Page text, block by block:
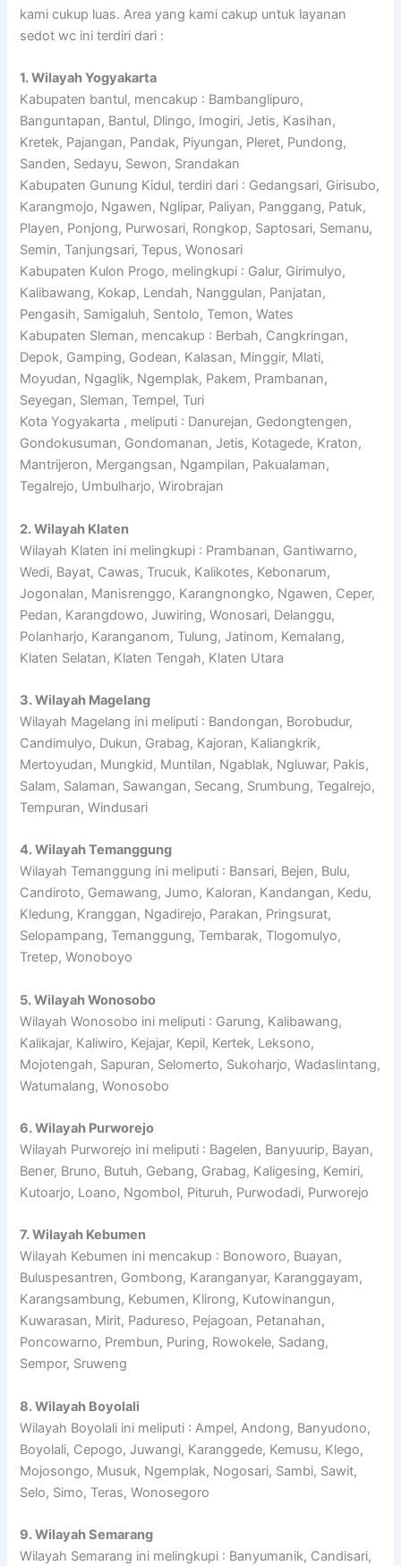
kami cukup luas. Area yang kami cakup untuk layanan
sedot wc ini terdiri dari :
1. Wilayah Yogyakarta
Kabupaten bantul, mencakup : Bambanglipuro,
Banguntapan, Bantul, Dlingo, Imogiri, Jetis, Kasihan,
Kretek, Pajangan, Pandak, Piyungan, Pleret, Pundong,
Sanden, Sedayu, Sewon, Srandakan
Kabupaten Gunung Kidul, terdiri dari : Gedangsari, Girisubo,
Karangmojo, Ngawen, Nglipar, Paliyan, Panggang, Patuk,
Playen, Ponjong, Purwosari, Rongkop, Saptosari, Semanu,
Semin, Tanjungsari, Tepus, Wonosari
Kabupaten Kulon Progo, melingkupi : Galur, Girimulyo,
Kalibawang, Kokap, Lendah, Nanggulan, Panjatan,
Pengasih, Samigaluh, Sentolo, Temon, Wates
Kabupaten Sleman, mencakup : Berbah, Cangkringan,
Depok, Gamping, Godean, Kalasan, Minggir, Mlati,
Moyudan, Ngaglik, Ngemplak, Pakem, Prambanan,
Seyegan, Sleman, Tempel, Turi
Kota Yogyakarta , meliputi : Danurejan, Gedongtengen,
Gondokusuman, Gondomanan, Jetis, Kotagede, Kraton,
Mantrijeron, Mergangsan, Ngampilan, Pakualaman,
Tegalrejo, Umbulharjo, Wirobrajan
2. Wilayah Klaten
Wilayah Klaten ini melingkupi : Prambanan, Gantiwarno,
Wedi, Bayat, Cawas, Trucuk, Kalikotes, Kebonarum,
Jogonalan, Manisrenggo, Karangnongko, Ngawen, Ceper,
Pedan, Karangdowo, Juwiring, Wonosari, Delanggu,
Polanharjo, Karanganom, Tulung, Jatinom, Kemalang,
Klaten Selatan, Klaten Tengah, Klaten Utara
3. Wilayah Magelang
Wilayah Magelang ini meliputi : Bandongan, Borobudur,
Candimulyo, Dukun, Grabag, Kajoran, Kaliangkrik,
Mertoyudan, Mungkid, Muntilan, Ngablak, Ngluwar, Pakis,
Salam, Salaman, Sawangan, Secang, Srumbung, Tegalrejo,
Tempuran, Windusari
4. Wilayah Temanggung
Wilayah Temanggung ini meliputi : Bansari, Bejen, Bulu,
Candiroto, Gemawang, Jumo, Kaloran, Kandangan, Kedu,
Kledung, Kranggan, Ngadirejo, Parakan, Pringsurat,
Selopampang, Temanggung, Tembarak, Tlogomulyo,
Tretep, Wonoboyo
5. Wilayah Wonosobo
Wilayah Wonosobo ini meliputi : Garung, Kalibawang,
Kalikajar, Kaliwiro, Kejajar, Kepil, Kertek, Leksono,
Mojotengah, Sapuran, Selomerto, Sukoharjo, Wadaslintang,
Watumalang, Wonosobo
6. Wilayah Purworejo
Wilayah Purworejo ini meliputi : Bagelen, Banyuurip, Bayan,
Bener, Bruno, Butuh, Gebang, Grabag, Kaligesing, Kemiri,
Kutoarjo, Loano, Ngombol, Pituruh, Purwodadi, Purworejo
7. Wilayah Kebumen
Wilayah Kebumen ini mencakup : Bonoworo, Buayan,
Buluspesantren, Gombong, Karanganyar, Karanggayam,
Karangsambung, Kebumen, Klirong, Kutowinangun,
Kuwarasan, Mirit, Padureso, Pejagoan, Petanahan,
Poncowarno, Prembun, Puring, Rowokele, Sadang,
Sempor, Sruweng
8. Wilayah Boyolali
Wilayah Boyolali ini meliputi : Ampel, Andong, Banyudono,
Boyolali, Cepogo, Juwangi, Karanggede, Kemusu, Klego,
Mojosongo, Musuk, Ngemplak, Nogosari, Sambi, Sawit,
Selo, Simo, Teras, Wonosegoro
9. Wilayah Semarang
Wilayah Semarang ini melingkupi : Banyumanik, Candisari,